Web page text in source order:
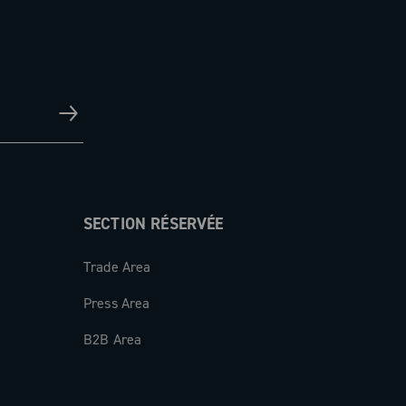
SECTION RÉSERVÉE
Trade Area
Press Area
B2B Area